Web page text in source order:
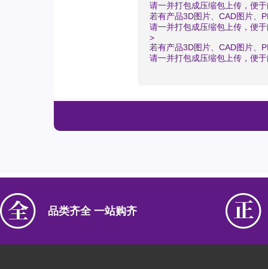
请一并打包成压缩包上传，便
若有产品3D图片、CAD图片、
请一并打包成压缩包上传，便
>
若有产品3D图片、CAD图片、
请一并打包成压缩包上传，便
品类齐全 一站购齐